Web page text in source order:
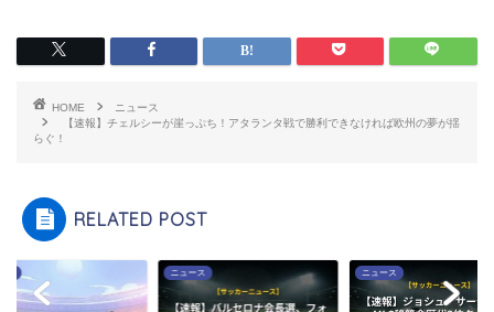
HOME
ニュース
【速報】チェルシーが崖っぷち！アタランタ戦で勝利できなければ欧州の夢が揺
らぐ！
RELATED POST
ニュース ニュース